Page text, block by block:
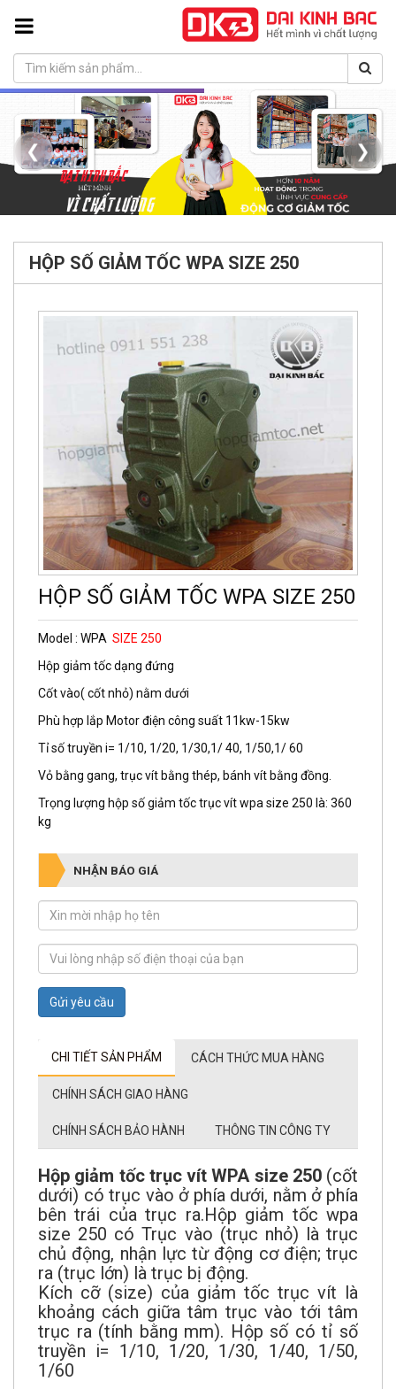
❮ ❯
HỘP SỐ GIẢM TỐC WPA SIZE 250
HỘP SỐ GIẢM TỐC WPA SIZE 250
Model : WPA SIZE 250
Hộp giảm tốc dạng đứng
Cốt vào( cốt nhỏ) nằm dưới
Phù hợp lắp Motor điện công suất 11kw-15kw
Tỉ số truyền i= 1/10, 1/20, 1/30,1/ 40, 1/50,1/ 60
Vỏ bằng gang, trục vít bằng thép, bánh vít bằng đồng.
Trọng lượng hộp số giảm tốc trục vít wpa size 250 là: 360
kg
NHẬN BÁO GIÁ
Gửi yêu cầu
CHI TIẾT SẢN PHẨM CÁCH THỨC MUA HÀNG
CHÍNH SÁCH GIAO HÀNG
CHÍNH SÁCH BẢO HÀNH THÔNG TIN CÔNG TY
Hộp giảm tốc trục vít WPA size 250(cốt
dưới) có trục vào ở phía dưới, nằm ở phía
bên trái của trục ra.Hộp giảm tốc wpa
size 250 có Trục vào (trục nhỏ) là trục
chủ động, nhận lực từ động cơ điện; trục
ra (trục lớn) là trục bị động.
Kích cỡ (size) của giảm tốc trục vít là
khoảng cách giữa tâm trục vào tới tâm
trục ra (tính bằng mm). Hộp số có tỉ số
truyền i= 1/10, 1/20, 1/30, 1/40, 1/50,
1/60